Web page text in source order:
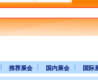
推荐展会 国内展会 国际